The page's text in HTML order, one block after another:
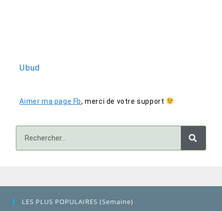
Ubud
Aimer ma page Fb,merci de votre support
LES PLUS POPULAIRES (semaine)